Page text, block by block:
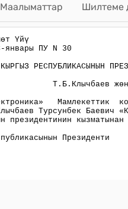
Маалыматтар Шилтеме